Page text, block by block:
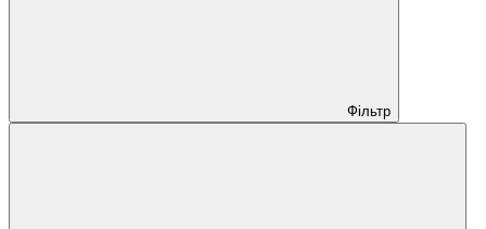
Фільтр